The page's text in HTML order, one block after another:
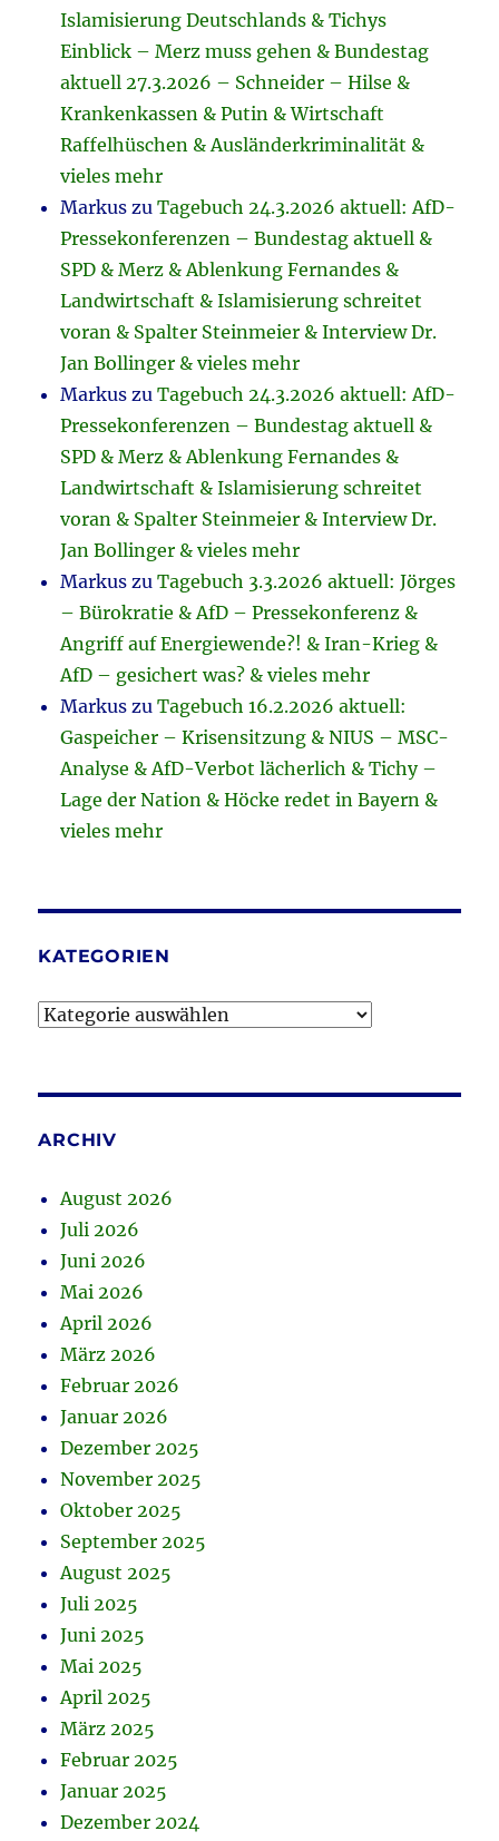
Islamisierung Deutschlands & Tichys
Einblick – Merz muss gehen & Bundestag
aktuell 27.3.2026 – Schneider – Hilse &
Krankenkassen & Putin & Wirtschaft
Raffelhüschen & Ausländerkriminalität &
vieles mehr
Markus zuTagebuch 24.3.2026 aktuell: AfD-
Pressekonferenzen – Bundestag aktuell &
SPD & Merz & Ablenkung Fernandes &
Landwirtschaft & Islamisierung schreitet
voran & Spalter Steinmeier & Interview Dr.
Jan Bollinger & vieles mehr
Markus zuTagebuch 24.3.2026 aktuell: AfD-
Pressekonferenzen – Bundestag aktuell &
SPD & Merz & Ablenkung Fernandes &
Landwirtschaft & Islamisierung schreitet
voran & Spalter Steinmeier & Interview Dr.
Jan Bollinger & vieles mehr
Markus zuTagebuch 3.3.2026 aktuell: Jörges
– Bürokratie & AfD – Pressekonferenz &
Angriff auf Energiewende?! & Iran-Krieg &
AfD – gesichert was? & vieles mehr
Markus zuTagebuch 16.2.2026 aktuell:
Gaspeicher – Krisensitzung & NIUS – MSC-
Analyse & AfD-Verbot lächerlich & Tichy –
Lage der Nation & Höcke redet in Bayern &
vieles mehr
KATEGORIEN
Kategorien
ARCHIV
August 2026
Juli 2026
Juni 2026
Mai 2026
April 2026
März 2026
Februar 2026
Januar 2026
Dezember 2025
November 2025
Oktober 2025
September 2025
August 2025
Juli 2025
Juni 2025
Mai 2025
April 2025
März 2025
Februar 2025
Januar 2025
Dezember 2024